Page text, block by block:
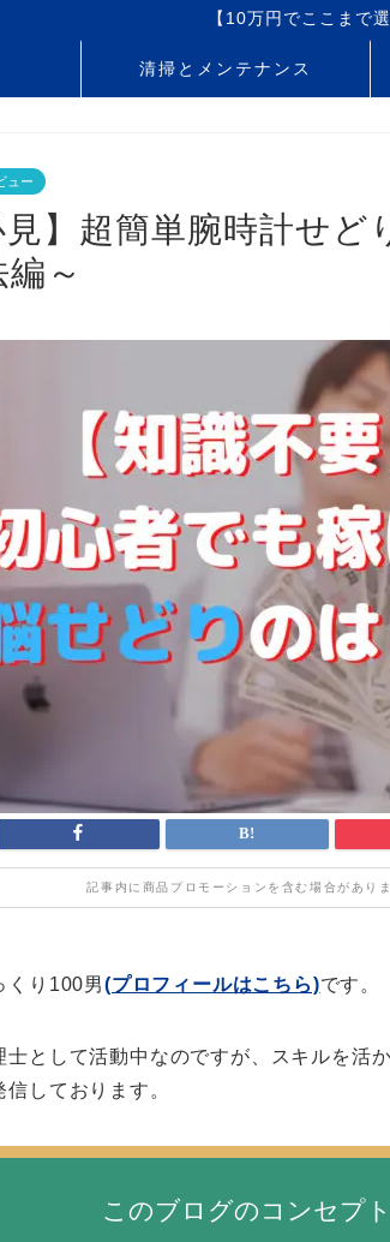
【10万円でここまで
清掃とメンテナンス
ュー
見】超簡単腕時計せど
～
記事内に商品プロモーションを含む場合があり
くり100男(プロフィールはこちら)です。
士として活動中なのですが、スキルを活
しております。
このブログのコンセプト